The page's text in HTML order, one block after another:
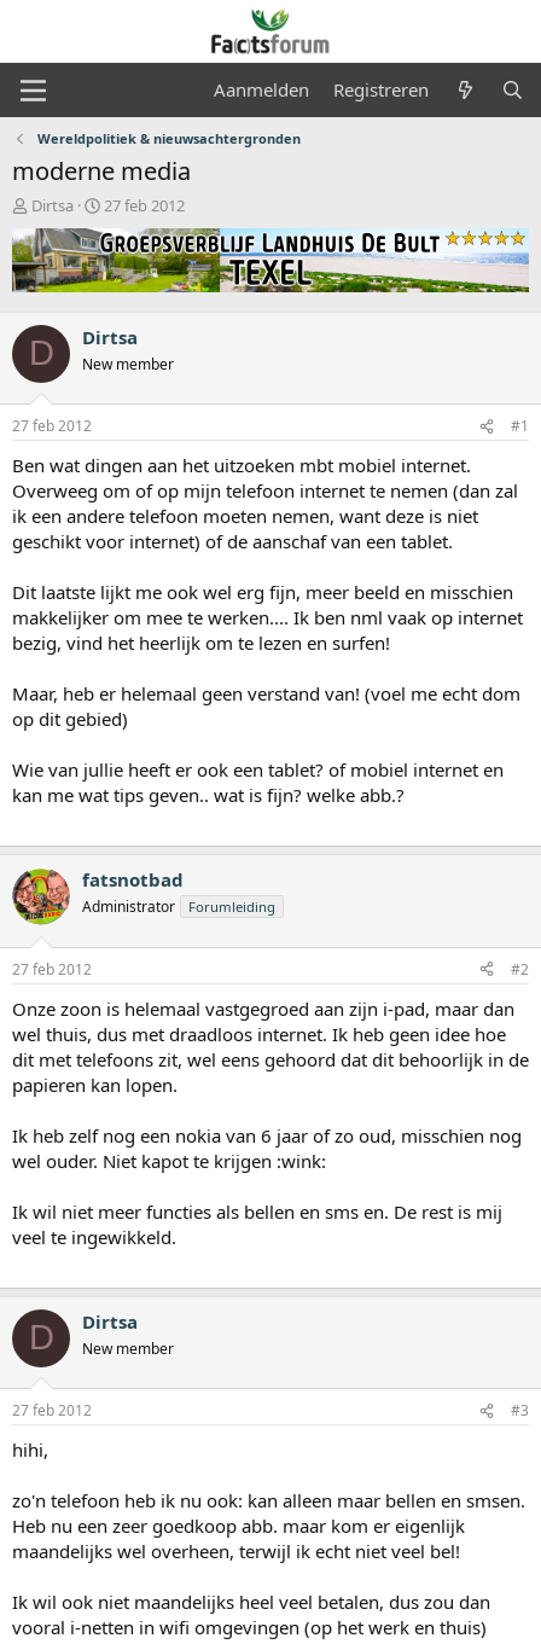
Aanmelden Registreren
Wereldpolitiek & nieuwsachtergronden
moderne media
O
n
d
e
r
e
p
s
t
a
r
t
e
r
Dirtsa
S
a
r
t
a
t
m
27 feb 2012
D Dirtsa
New member
27 feb 2012 #1
Ben wat dingen aan het uitzoeken mbt mobiel internet.
Overweeg om of op mijn telefoon internet te nemen (dan zal
ik een andere telefoon moeten nemen, want deze is niet
geschikt voor internet) of de aanschaf van een tablet.
Dit laatste lijkt me ook wel erg fijn, meer beeld en misschien
makkelijker om mee te werken.... Ik ben nml vaak op internet
bezig, vind het heerlijk om te lezen en surfen!
Maar, heb er helemaal geen verstand van! (voel me echt dom
op dit gebied)
Wie van jullie heeft er ook een tablet? of mobiel internet en
kan me wat tips geven.. wat is fijn? welke abb.?
fatsnotbad
Administrator Forumleiding
27 feb 2012 #2
Onze zoon is helemaal vastgegroed aan zijn i-pad, maar dan
wel thuis, dus met draadloos internet. Ik heb geen idee hoe
dit met telefoons zit, wel eens gehoord dat dit behoorlijk in de
papieren kan lopen.
Ik heb zelf nog een nokia van 6 jaar of zo oud, misschien nog
wel ouder. Niet kapot te krijgen :wink:
Ik wil niet meer functies als bellen en sms en. De rest is mij
veel te ingewikkeld.
D Dirtsa
New member
27 feb 2012 #3
hihi,
zo'n telefoon heb ik nu ook: kan alleen maar bellen en smsen.
Heb nu een zeer goedkoop abb. maar kom er eigenlijk
maandelijks wel overheen, terwijl ik echt niet veel bel!
Ik wil ook niet maandelijks heel veel betalen, dus zou dan
vooral i-netten in wifi omgevingen (op het werk en thuis)